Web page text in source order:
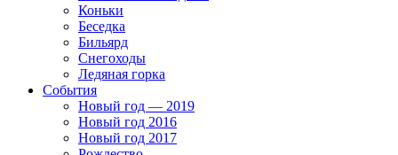
Коньки
Беседка
Бильярд
Снегоходы
Ледяная горка
События
Новый год — 2019
Новый год 2016
Новый год 2017